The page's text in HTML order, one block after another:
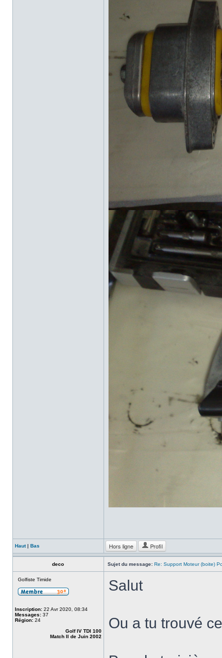
Haut| Bas Hors ligne Profil
deco Sujet du message: Re: Support Moteur (boite)
Golfiste Timide
Inscription: 22 Avr 2020, 08:34
Messages: 37
Région: 24
Golf IV TDI 100
Match II de Juin 2002
Salut
Ou a tu trouvé